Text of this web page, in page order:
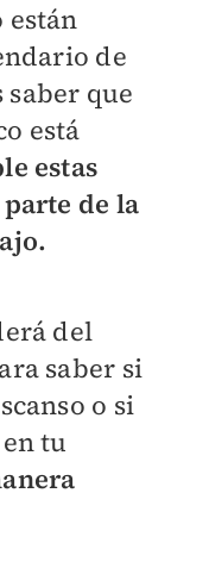
están
de
saber que
está
estas
de la
del
saber si
o si
tu